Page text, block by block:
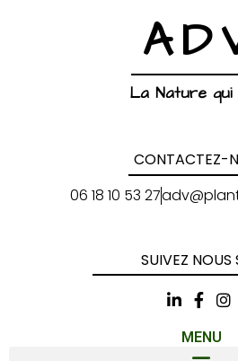
La Nature qui
CONTACTEZ-
06 18 10 53 27
SUIVEZ NOUS
MENU